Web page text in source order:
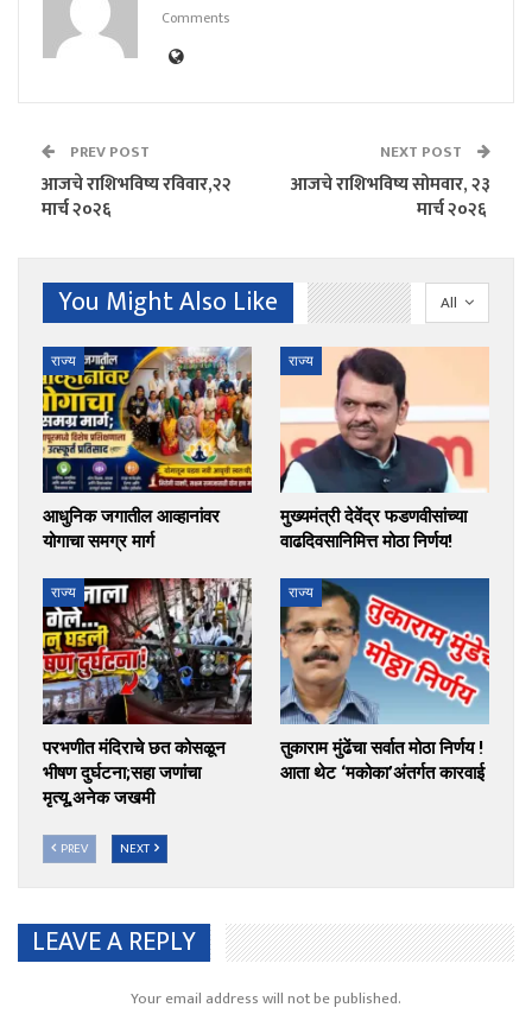
Comments
PREV POST
आजचे राशिभविष्य रविवार,२२
मार्च २०२६
NEXT POST
आजचे राशिभविष्य सोमवार, २३
मार्च २०२६
All
You Might Also Like
राज्य
आधुनिक जगातील आव्हानांवर
योगाचा समग्र मार्ग
राज्य
मुख्यमंत्री देवेंद्र फडणवीसांच्या
वाढदिवसानिमित्त मोठा निर्णय!
राज्य
परभणीत मंदिराचे छत कोसळून
भीषण दुर्घटना;सहा जणांचा
मृत्यू,अनेक जखमी
राज्य
तुकाराम मुंढेंचा सर्वात मोठा निर्णय !
आता थेट ‘मकोका’अंतर्गत कारवाई
PREV NEXT
LEAVE A REPLY
Your email address will not be published.